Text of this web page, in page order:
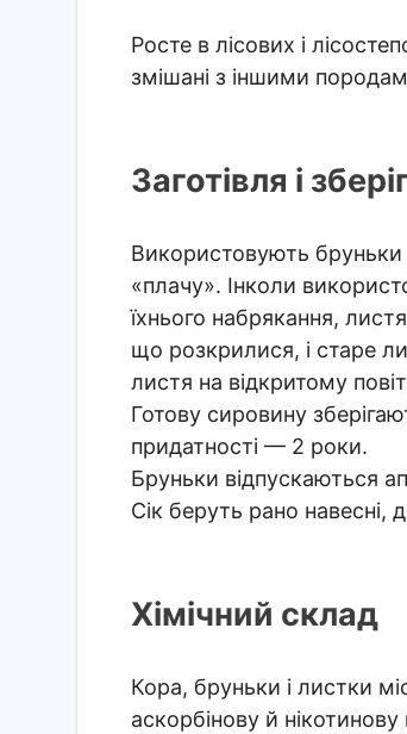
Росте в лісових і
змішані з іншими
Заготівля і
Використовують бруньки
«плачу». Інколи
їхнього набрякання,
що розкрилися, і старе
листя на відкритому
Готову сировину
придатності — 2 роки.
Бруньки відпускаються
Сік беруть рано навесні,
Хімічний склад
Кора, бруньки і листки
аскорбінову й